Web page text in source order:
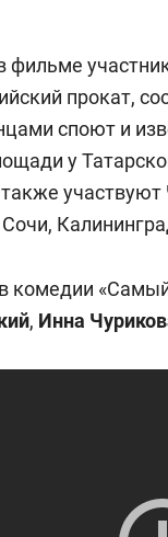
фильме
прокат,
споют и
у
комедии
, Инна
свою